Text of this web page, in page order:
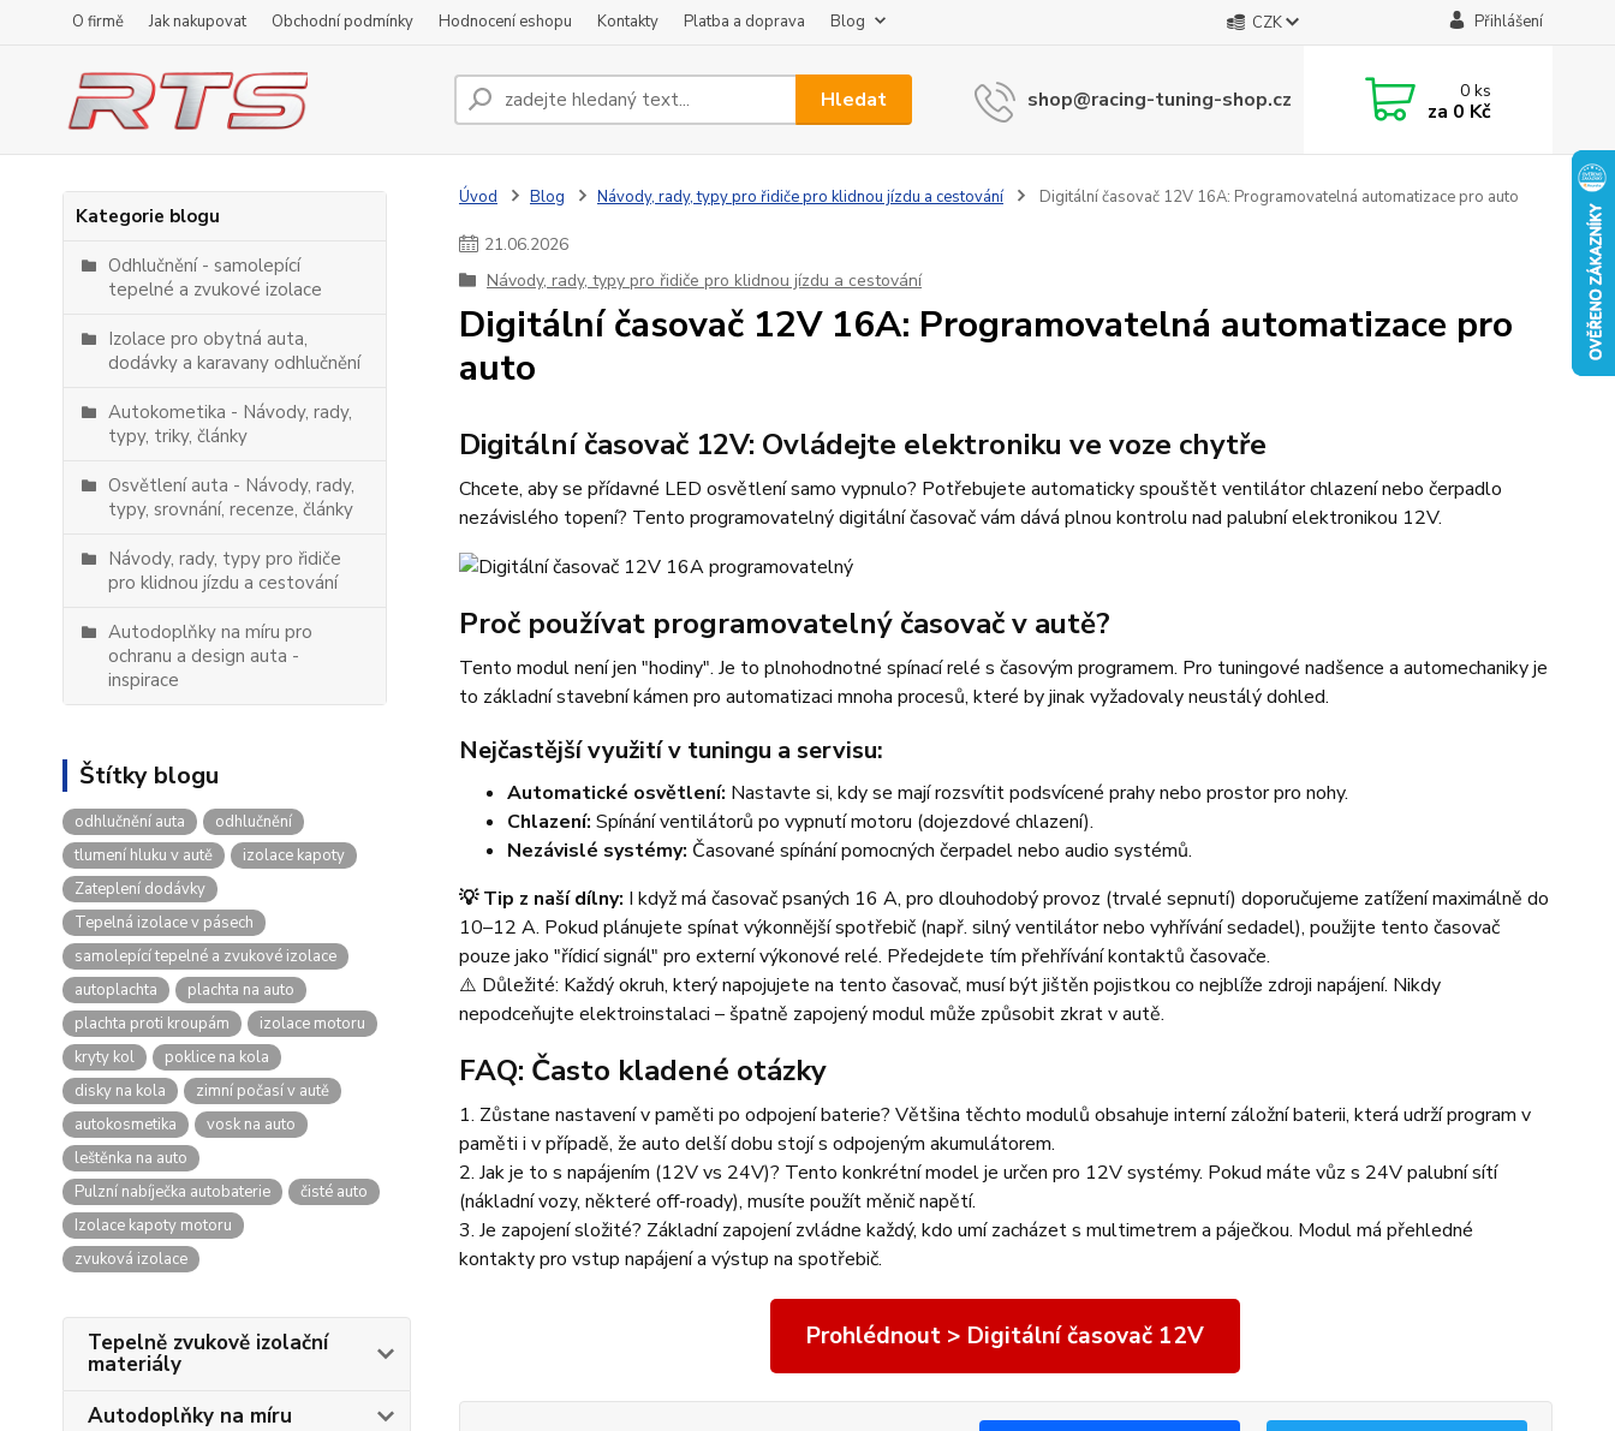
O firmě Jak nakupovat Obchodní podmínky Hodnocení eshopu Kontakty Platba a doprava Blog CZK Přihlášení
Hledat shop@racing-tuning-shop.cz 0ks
za 0 Kč
Kategorie blogu
Odhlučnění - samolepící
tepelné a zvukové izolace
Izolace pro obytná auta,
dodávky a karavany odhlučnění
Autokometika - Návody, rady,
typy, triky, články
Osvětlení auta - Návody, rady,
typy, srovnání, recenze, články
Návody, rady, typy pro řidiče
pro klidnou jízdu a cestování
Autodoplňky na míru pro
ochranu a design auta -
inspirace
Štítky blogu
odhlučnění auta
odhlučnění
tlumení hluku v autě
izolace kapoty
Zateplení dodávky
Tepelná izolace v pásech
samolepící tepelné a zvukové izolace
autoplachta
plachta na auto
plachta proti kroupám
izolace motoru
kryty kol
poklice na kola
disky na kola
zimní počasí v autě
autokosmetika
vosk na auto
leštěnka na auto
Pulzní nabíječka autobaterie
čisté auto
Izolace kapoty motoru
zvuková izolace
Tepelně zvukově izolační
materiály
Autodoplňky na míru
Úvod Blog Návody, rady, typy pro řidiče pro klidnou jízdu a cestování Digitální časovač 12V 16A: Programovatelná automatizace pro auto
21.06.2026
Návody, rady, typy pro řidiče pro klidnou jízdu a cestování
Digitální časovač 12V 16A: Programovatelná automatizace pro
auto
Digitální časovač 12V: Ovládejte elektroniku ve voze chytře
Chcete, aby se přídavné LED osvětlení samo vypnulo? Potřebujete automaticky spouštět ventilátor chlazení nebo čerpadlo
nezávislého topení? Tento programovatelný digitální časovač vám dává plnou kontrolu nad palubní elektronikou 12V.
Proč používat programovatelný časovač v autě?
Tento modul není jen "hodiny". Je to plnohodnotné spínací relé s časovým programem. Pro tuningové nadšence a automechaniky je
to základní stavební kámen pro automatizaci mnoha procesů, které by jinak vyžadovaly neustálý dohled.
Nejčastější využití v tuningu a servisu:
Automatické osvětlení: Nastavte si, kdy se mají rozsvítit podsvícené prahy nebo prostor pro nohy.
Chlazení: Spínání ventilátorů po vypnutí motoru (dojezdové chlazení).
Nezávislé systémy: Časované spínání pomocných čerpadel nebo audio systémů.
💡 Tip z naší dílny: I když má časovač psaných 16 A, pro dlouhodobý provoz (trvalé sepnutí) doporučujeme zatížení maximálně do
10–12 A. Pokud plánujete spínat výkonnější spotřebič (např. silný ventilátor nebo vyhřívání sedadel), použijte tento časovač
pouze jako "řídicí signál" pro externí výkonové relé. Předejdete tím přehřívání kontaktů časovače.
⚠️ Důležité: Každý okruh, který napojujete na tento časovač, musí být jištěn pojistkou co nejblíže zdroji napájení. Nikdy
nepodceňujte elektroinstalaci – špatně zapojený modul může způsobit zkrat v autě.
FAQ: Často kladené otázky
1. Zůstane nastavení v paměti po odpojení baterie? Většina těchto modulů obsahuje interní záložní baterii, která udrží program v
paměti i v případě, že auto delší dobu stojí s odpojeným akumulátorem.
2. Jak je to s napájením (12V vs 24V)? Tento konkrétní model je určen pro 12V systémy. Pokud máte vůz s 24V palubní sítí
(nákladní vozy, některé off-roady), musíte použít měnič napětí.
3. Je zapojení složité? Základní zapojení zvládne každý, kdo umí zacházet s multimetrem a páječkou. Modul má přehledné
kontakty pro vstup napájení a výstup na spotřebič.
Prohlédnout > Digitální časovač 12V